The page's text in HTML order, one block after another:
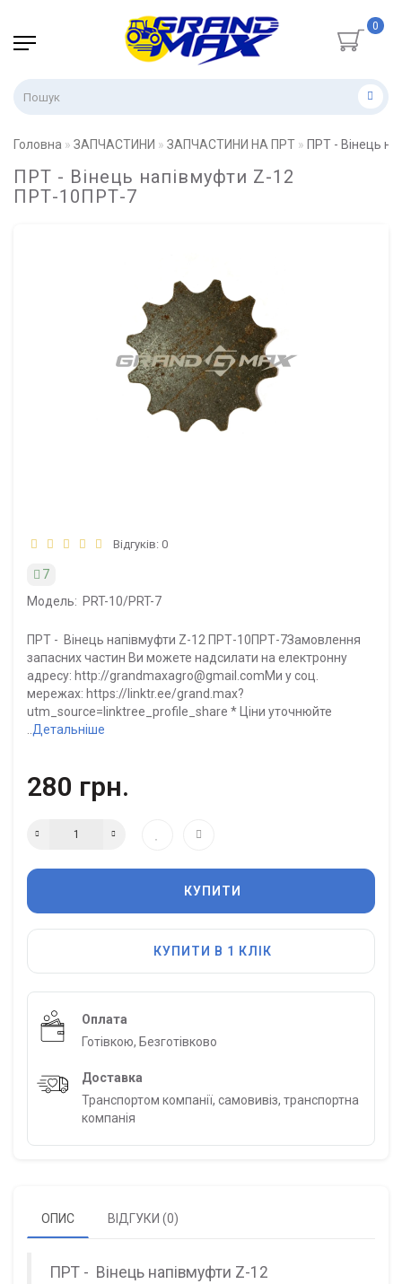
0
Головна ЗАПЧАСТИНИ ЗАПЧАСТИНИ НА ПРТ ПРТ - Вінець
ПРТ - Вінець напівмуфти Z-12
ПРТ-10ПРТ-7
Відгуків: 0
7
Модель: PRT-10/PRT-7
ПРТ - Вінець напівмуфти Z-12 ПРТ-10ПРТ-7Замовлення
запасних частин Ви можете надсилати на електронну
адресу: http://grandmaxagro@gmail.comМи у соц.
мережах: https://linktr.ee/grand.max?
utm_source=linktree_profile_share * Ціни уточнюйте
Детальніше
280 грн.
КУПИТИ
КУПИТИ В 1 КЛІК
Оплата
Готівкою, Безготівково
Доставка
Транспортом компанії, самовивіз, транспортна
компанія
ОПИС ВІДГУКИ (0)
ПРТ - Вінець напівмуфти Z-12